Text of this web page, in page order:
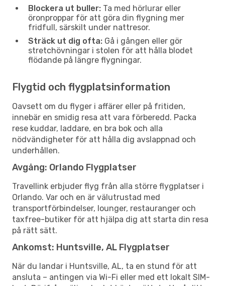
Blockera ut buller: Ta med hörlurar eller
öronproppar för att göra din flygning mer
fridfull, särskilt under nattresor.
Sträck ut dig ofta: Gå i gången eller gör
stretchövningar i stolen för att hålla blodet
flödande på längre flygningar.
Flygtid och flygplatsinformation
Oavsett om du flyger i affärer eller på fritiden,
innebär en smidig resa att vara förberedd. Packa
rese kuddar, laddare, en bra bok och alla
nödvändigheter för att hålla dig avslappnad och
underhållen.
Avgång: Orlando Flygplatser
Travellink erbjuder flyg från alla större flygplatser i
Orlando. Var och en är välutrustad med
transportförbindelser, lounger, restauranger och
taxfree-butiker för att hjälpa dig att starta din resa
på rätt sätt.
Ankomst: Huntsville, AL Flygplatser
När du landar i Huntsville, AL, ta en stund för att
ansluta – antingen via Wi-Fi eller med ett lokalt SIM-